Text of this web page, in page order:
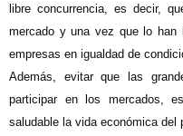
libre concurrencia, es decir,
mercado y una vez que lo han
empresas en igualdad de
Además, evitar que las
participar en los mercados,
saludable la vida económica del